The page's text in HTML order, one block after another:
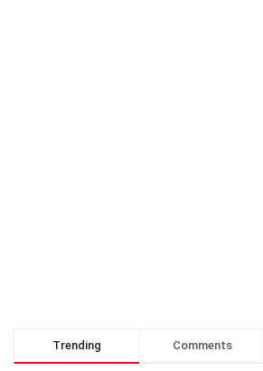
Trending Comments